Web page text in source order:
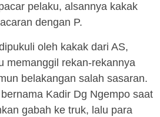
pelaku, alsannya kakak
dengan P.
oleh kakak dari AS,
memanggil rekan-rekannya
belakangan salah sasaran.
Kadir Dg Ngempo saat
gabah ke truk, lalu para